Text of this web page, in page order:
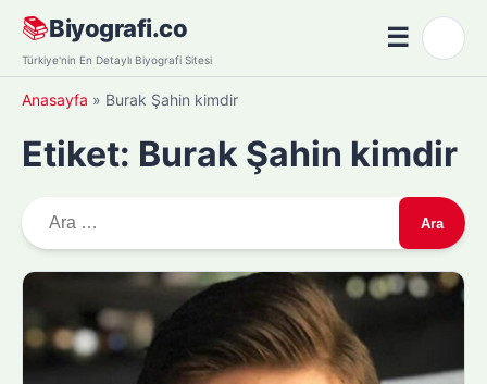
Skip
content
📚Biyografi.co
Türkiye'nin En Detaylı Biyografi Sitesi
☰Menü
Anasayfa » Burak Şahin kimdir
Etiket: Burak Şahin kimdir
r
: